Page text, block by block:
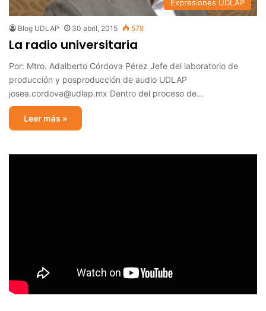
Expresiones UDLAP
Blog UDLAP 30 abril, 2015 578
La radio universitaria
Por: Mtro. Adalberto Córdova Pérez Jefe del laboratorio de
producción y posproducción de audio UDLAP
josea.cordova@udlap.mx Dentro del proceso de…
Leer más »